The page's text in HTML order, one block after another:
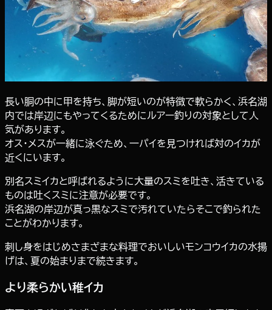
長い胴の中に甲を持ち、脚が短いのが特徴で軟らかく、浜名湖
内では岸辺にもやってくるためにルアー釣りの対象として人
気があります。
オス・メスが一緒に泳ぐため、一パイを見つければ対のイカが
近くにいます。
別名スミイカと呼ばれるように大量のスミを吐き、活きている
ものは吐くスミに注意が必要です。
浜名湖の岸辺が真っ黒なスミで汚れていたらそこで釣られた
ことがわかります。
刺し身をはじめさまざまな料理でおいしいモンコウイカの水揚
げは、夏の始まりまで続きます。
より柔らかい稚イカ